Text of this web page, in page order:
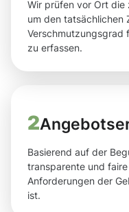
Wir prüfen vor Ort die
um den tatsächlichen
Verschmutzungsgrad
zu erfassen.
2
Basierend auf der
transparente und
Anforderungen der
ist.